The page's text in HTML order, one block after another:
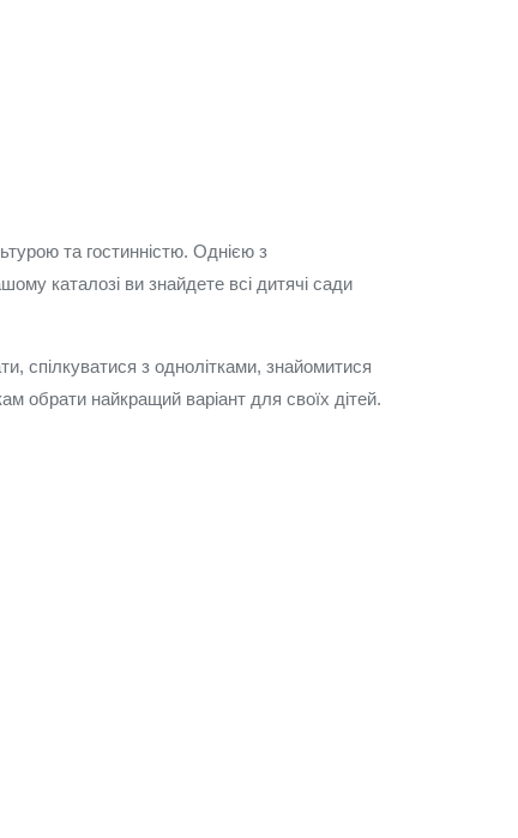
та гостинністю. Однією з
каталозі ви знайдете всі дитячі сади
спілкуватися з однолітками, знайомитися
обрати найкращий варіант для своїх дітей.